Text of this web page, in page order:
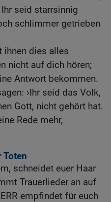
seid starrsinnig
schlimmer getrieben
ihnen dies alles
nicht auf dich hören;
Antwort bekommen.
›Ihr seid das Volk,
Gott, nicht gehört hat.
Rede mehr,
Toten
schneidet euer Haar
Trauerlieder an auf
empfindet für euch